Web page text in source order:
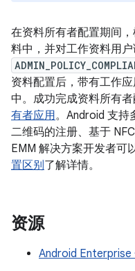
在资料所有者配置期间
料中，并对工作资料用户
资料配置后，带有工作
中。成功完成资料所有
有者应用。Android 支持
二维码的注册、基于
EMM 解决方案开发者可
置区别了解详情。
资源
Android Enterprise